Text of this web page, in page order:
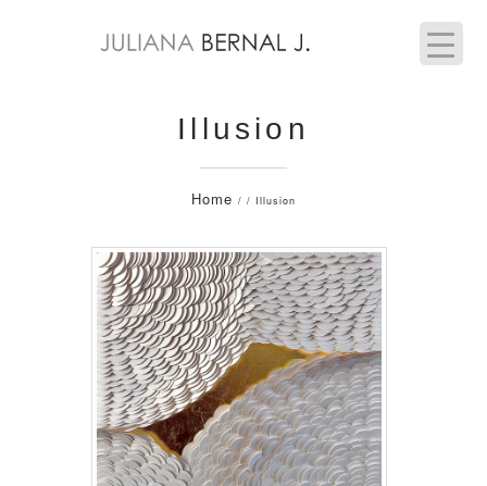
Illusion
Home/ / Illusion